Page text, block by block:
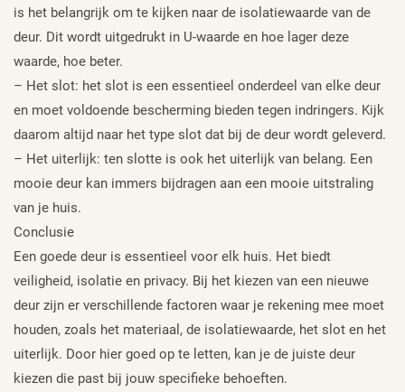
is het belangrijk om te kijken naar de isolatiewaarde van de
deur. Dit wordt uitgedrukt in U-waarde en hoe lager deze
waarde, hoe beter.
– Het slot: het slot is een essentieel onderdeel van elke deur
en moet voldoende bescherming bieden tegen indringers. Kijk
daarom altijd naar het type slot dat bij de deur wordt geleverd.
– Het uiterlijk: ten slotte is ook het uiterlijk van belang. Een
mooie deur kan immers bijdragen aan een mooie uitstraling
van je huis.
Conclusie
Een goede deur is essentieel voor elk huis. Het biedt
veiligheid, isolatie en privacy. Bij het kiezen van een nieuwe
deur zijn er verschillende factoren waar je rekening mee moet
houden, zoals het materiaal, de isolatiewaarde, het slot en het
uiterlijk. Door hier goed op te letten, kan je de juiste deur
kiezen die past bij jouw specifieke behoeften.